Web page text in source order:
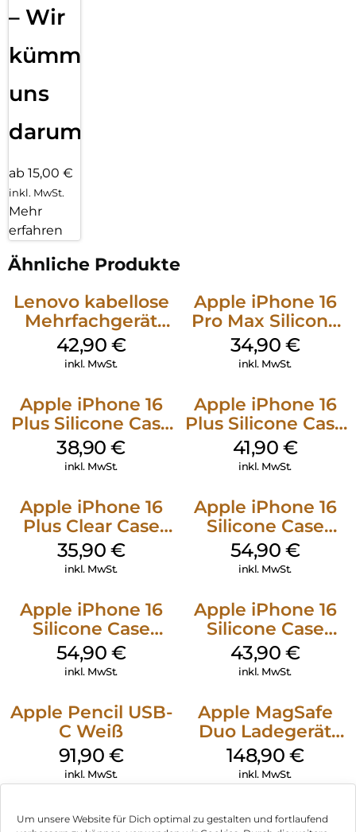
Um unsere Website für Dich optimal zu gestalten und fortlaufend
– Wir
kümmern
uns
darum!
ab 15,00 €
inkl. MwSt.
Mehr
erfahren
Ähnliche Produkte
Lenovo kabellose
Mehrfachgerät
Luna Grey
42,90 €
inkl. MwSt.
Apple iPhone 16
Pro Max Silicone
Case MagSafe
Denim
34,90 €
inkl. MwSt.
Apple iPhone 16
Plus Silicone Case
MagSafe Denim
38,90€
inkl. MwSt.
Apple iPhone 16
Plus Silicone Case
MagSafe Stone
Gray
41,90 €
inkl. MwSt.
Apple iPhone 16
Plus Clear Case
MagSafe
Transparent
35,90 €
inkl. MwSt.
Apple iPhone 16
Silicone Case
MagSafe Lake
Green
54,90 €
inkl. MwSt.
Apple iPhone 16
Silicone Case
MagSafe Black
54,90 €
inkl. MwSt.
Apple iPhone 16
Silicone Case
MagSafe Plum
43,90 €
inkl. MwSt.
Apple Pencil USB-
C Weiß
91,90 €
inkl. MwSt.
Apple MagSafe
Duo Ladegerät
Weiß
148,90 €
inkl. MwSt.